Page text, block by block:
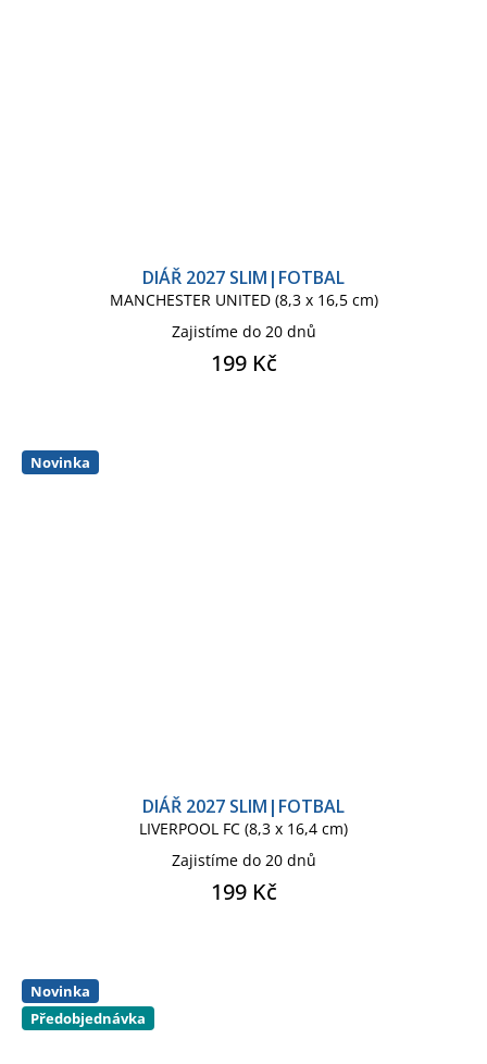
DIÁŘ 2027 SLIM|FOTBAL
MANCHESTER UNITED (8,3 x 16,5 cm)
Zajistíme do 20 dnů
199 Kč
Novinka
DIÁŘ 2027 SLIM|FOTBAL
LIVERPOOL FC (8,3 x 16,4 cm)
Zajistíme do 20 dnů
199 Kč
Novinka
Předobjednávka